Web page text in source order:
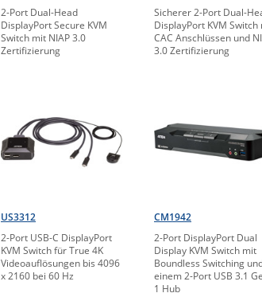
2-Port Dual-Head
DisplayPort Secure KVM
Switch mit NIAP 3.0
Zertifizierung
Sicherer 2-Port Dual-
DisplayPort KVM Switch
CAC Anschlüssen und
3.0 Zertifizierung
US3312
2-Port USB-C DisplayPort
KVM Switch für True 4K
Videoauflösungen bis 4096
x 2160 bei 60 Hz
CM1942
2-Port DisplayPort Dual
Display KVM Switch mit
Boundless Switching
einem 2-Port USB 3.1
1 Hub